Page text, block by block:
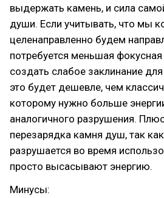
выдержать камень, и сила
души. Если учитывать, что мы
целенаправленно будем
потребуется меньшая
создать слабое заклинание
это будет дешевле, чем
которому нужно больше
аналогичного разрушения.
перезарядка камня душ, так
разрушается во время
просто высасывают энергию.
Минусы: